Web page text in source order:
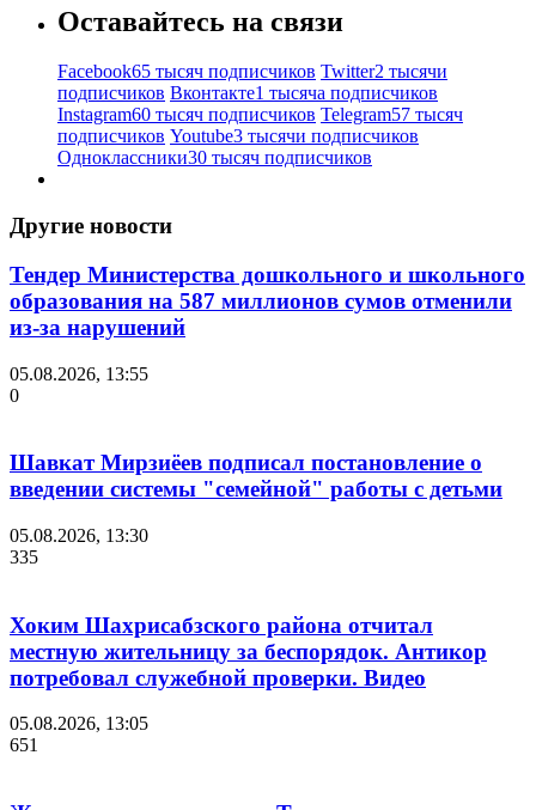
Оставайтесь на связи
Facebook65 тысяч подписчиков Twitter2 тысячи
подписчиков Вконтакте1 тысяча подписчиков
Instagram60 тысяч подписчиков Telegram57 тысяч
подписчиков Youtube3 тысячи подписчиков
Одноклассники30 тысяч подписчиков
Другие новости
Тендер Министерства дошкольного и школьного
образования на 587 миллионов сумов отменили
из-за нарушений
05.08.2026, 13:55
0
Шавкат Мирзиёев подписал постановление о
введении системы "семейной" работы с детьми
05.08.2026, 13:30
335
Хоким Шахрисабзского района отчитал
местную жительницу за беспорядок. Антикор
потребовал служебной проверки. Видео
05.08.2026, 13:05
651